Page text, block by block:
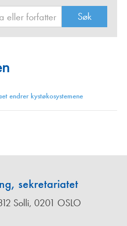
endrer kystøkosystemene
sekretariatet
Solli, 0201 OSLO